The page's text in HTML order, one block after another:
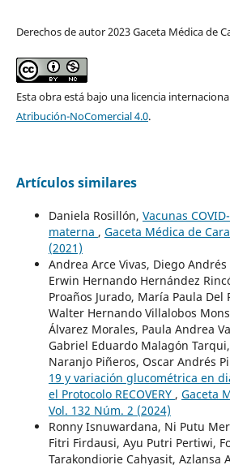
Derechos de autor 2023 Gaceta Médica de
Esta obra está bajo una licencia
Atribución-NoComercial 4.0.
Artículos similares
Daniela Rosillón, Vacunas
materna , Gaceta Médica de
(2021)
Andrea Arce Vivas, Diego
Erwin Hernando Hernández
Proaños Jurado, María Paula
Walter Hernando Villalobos
Álvarez Morales, Paula Andrea
Gabriel Eduardo Malagón
Naranjo Piñeros, Oscar Andrés
19 y variación glucométrica en
el Protocolo RECOVERY , Gaceta
Vol. 132 Núm. 2 (2024)
Ronny Isnuwardana, Ni Putu
Fitri Firdausi, Ayu Putri Pertiwi,
Tarakondiorie Cahyasit, Azlansa